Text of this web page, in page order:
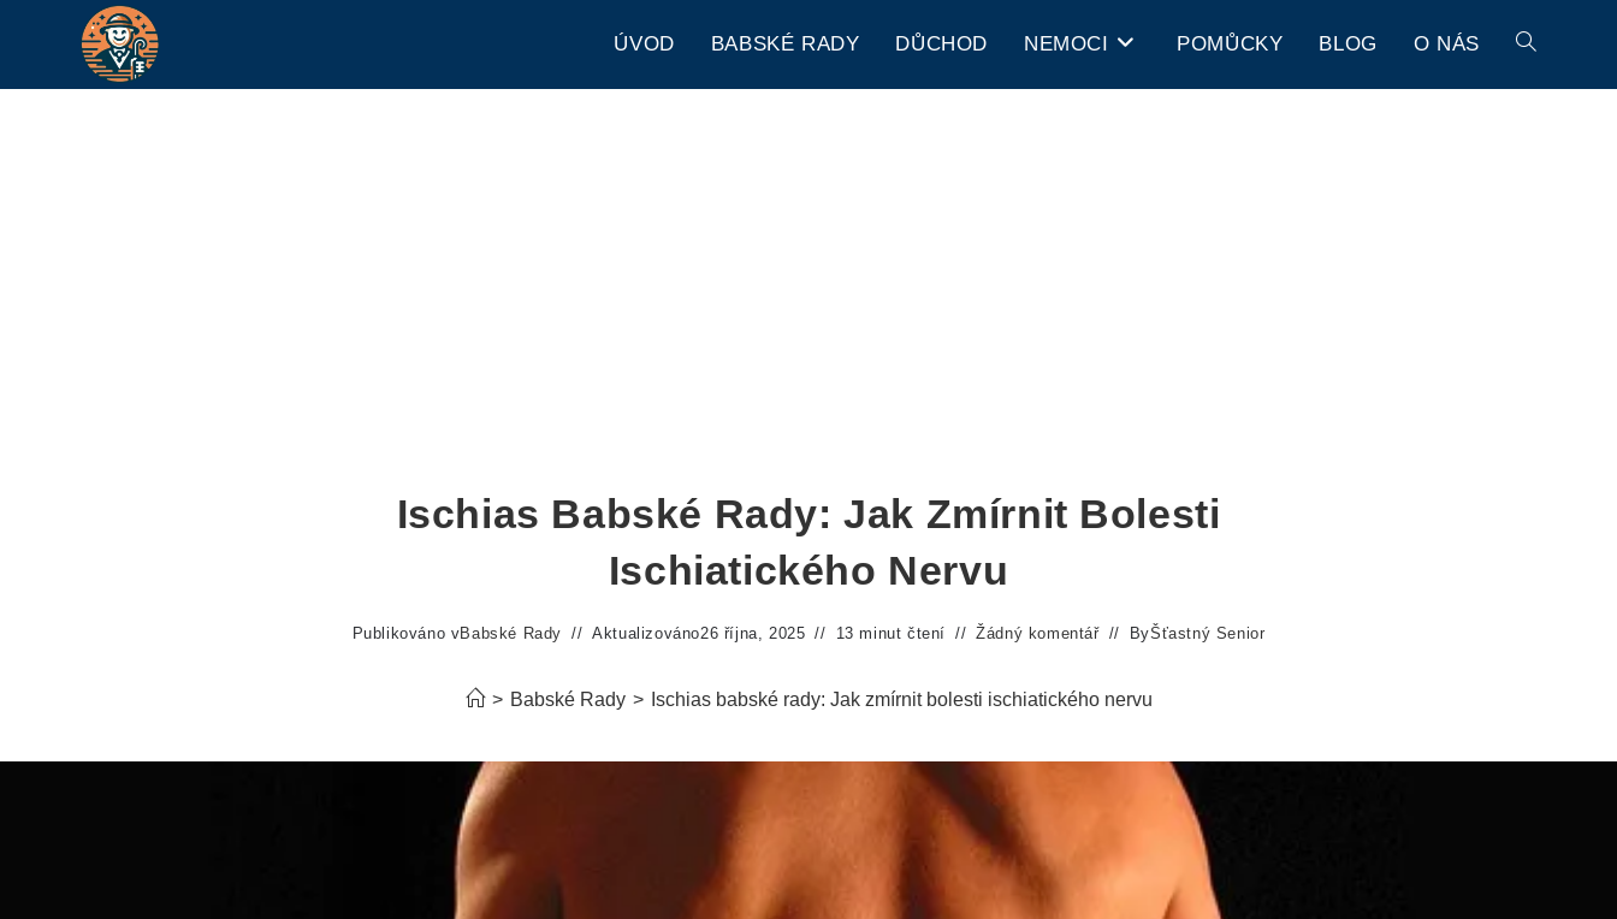
ÚVOD BABSKÉ RADY DŮCHOD NEMOCI POMŮCKY BLOG O NÁS
Ischias Babské Rady: Jak Zmírnit Bolesti
Ischiatického Nervu
Publikováno vBabské Rady Aktualizováno26 října, 2025 13 minut čtení Žádný komentář ByŠťastný Senior
> Babské Rady > Ischias babské rady: Jak zmírnit bolesti ischiatického nervu